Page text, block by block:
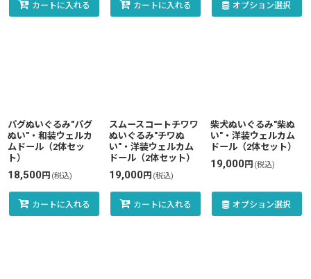
カートに入れる カートに入れる オプション選択
パグぬいぐるみ"パグ
ぬい"・和装ウェルカ
ムドール（2体セッ
ト）
18,500円 (税込)
カートに入れる
スムースコートチワワ
ぬいぐるみ"チワぬ
い"・洋装ウェルカム
ドール（2体セット）
19,000円 (税込)
カートに入れる
柴犬ぬいぐるみ"柴ぬ
い"・洋装ウェルカム
ドール（2体セット）
19,000円 (税込)
オプション選択